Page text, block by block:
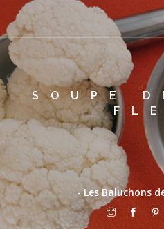
PRÉSENTATION
RECETTES
TON MARCHÉ
FEUILLE DE CHOU
BLOG
PÊLE-MÊLE
CONTACT
SOUPE
- Les Baluchons